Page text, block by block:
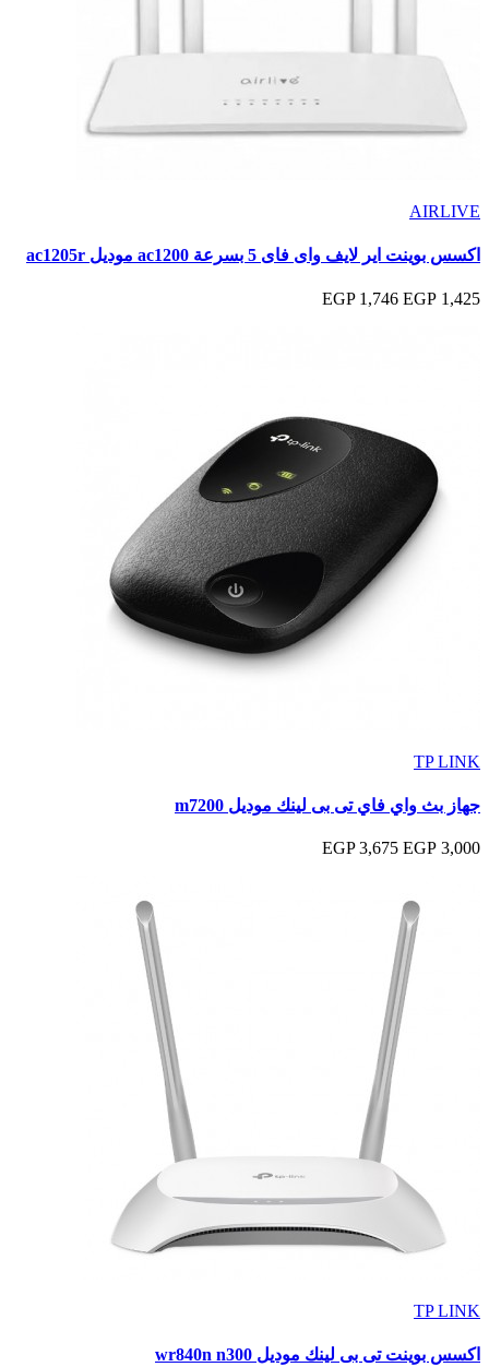
AIRLIVE
اكسس بوينت اير لايف واى فاى 5 بسرعة ac1200 موديل ac1205r
1,425 EGP
1,746 EGP
TP LINK
جهاز بث واي فاي تى بى لينك موديل m7200
3,000 EGP
3,675 EGP
TP LINK
اكسس بوينت تى بى لينك موديل wr840n n300